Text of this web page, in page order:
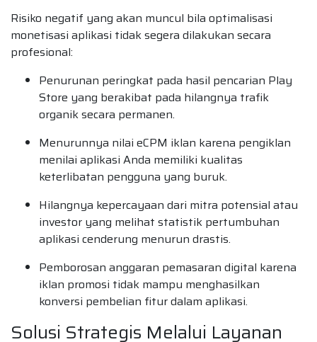
Risiko negatif yang akan muncul bila optimalisasi
monetisasi aplikasi tidak segera dilakukan secara
profesional:
Penurunan peringkat pada hasil pencarian Play
Store yang berakibat pada hilangnya trafik
organik secara permanen.
Menurunnya nilai eCPM iklan karena pengiklan
menilai aplikasi Anda memiliki kualitas
keterlibatan pengguna yang buruk.
Hilangnya kepercayaan dari mitra potensial atau
investor yang melihat statistik pertumbuhan
aplikasi cenderung menurun drastis.
Pemborosan anggaran pemasaran digital karena
iklan promosi tidak mampu menghasilkan
konversi pembelian fitur dalam aplikasi.
Solusi Strategis Melalui Layanan